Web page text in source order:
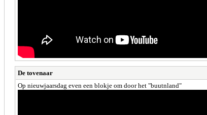
De tovenaar
Op nieuwjaarsdag even een blokje om door het "buutnland"